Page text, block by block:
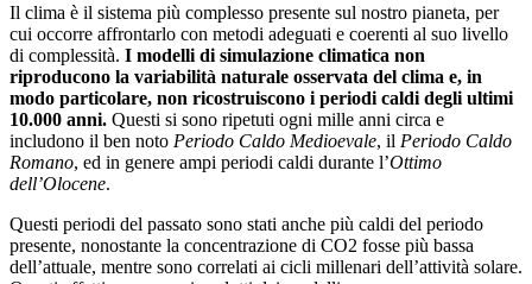
Il clima è il sistema più complesso presente sul nostro pianeta, per
cui occorre affrontarlo con metodi adeguati e coerenti al suo livello
di complessità. I modelli di simulazione climatica non
riproducono la variabilità naturale osservata del clima e, in
modo particolare, non ricostruiscono i periodi caldi degli ultimi
10.000 anni. Questi si sono ripetuti ogni mille anni circa e
includono il ben noto Periodo Caldo Medioevale, il Periodo Caldo
Romano, ed in genere ampi periodi caldi durante l’Ottimo
dell’Olocene.
Questi periodi del passato sono stati anche più caldi del periodo
presente, nonostante la concentrazione di CO2 fosse più bassa
dell’attuale, mentre sono correlati ai cicli millenari dell’attività solare.